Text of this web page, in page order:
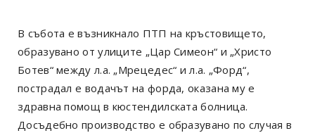
В събота е възникнало ПТП на кръстовището,
образувано от улиците „Цар Симеон“ и „Христо
Ботев“ между л.а. „Мрецедес“ и л.а. „Форд“,
пострадал е водачът на форда, оказана му е
здравна помощ в кюстендилската болница.
Досъдебно производство е образувано по случая в